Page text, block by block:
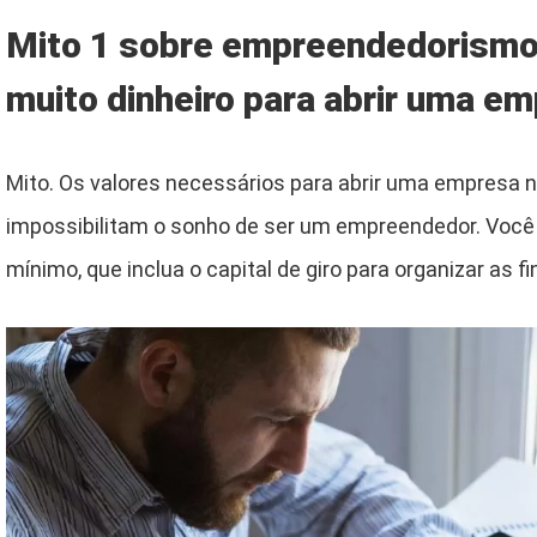
Mito 1 sobre
muito dinheiro para abrir uma
Mito. Os valores necessários para abrir uma empresa
impossibilitam o sonho de ser um empreendedor.
mínimo, que inclua o capital de giro para organizar as